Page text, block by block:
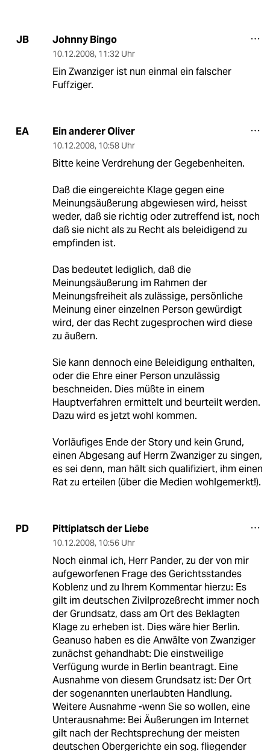
JB Johnny Bingo
10.12.2008, 11:32 Uhr
Ein Zwanziger ist nun einmal ein falscher
Fuffziger.
EA Ein anderer Oliver
10.12.2008, 10:58 Uhr
Bitte keine Verdrehung der Gegebenheiten.
Daß die eingereichte Klage gegen eine
Meinungsäußerung abgewiesen wird, heisst
weder, daß sie richtig oder zutreffend ist, noch
daß sie nicht als zu Recht als beleidigend zu
empfinden ist.
Das bedeutet lediglich, daß die
Meinungsäußerung im Rahmen der
Meinungsfreiheit als zulässige, persönliche
Meinung einer einzelnen Person gewürdigt
wird, der das Recht zugesprochen wird diese
zu äußern.
Sie kann dennoch eine Beleidigung enthalten,
oder die Ehre einer Person unzulässig
beschneiden. Dies müßte in einem
Hauptverfahren ermittelt und beurteilt werden.
Dazu wird es jetzt wohl kommen.
Vorläufiges Ende der Story und kein Grund,
einen Abgesang auf Herrn Zwanziger zu singen,
es sei denn, man hält sich qualifiziert, ihm einen
Rat zu erteilen (über die Medien wohlgemerkt!).
PD Pittiplatsch der Liebe
10.12.2008, 10:56 Uhr
Noch einmal ich, Herr Pander, zu der von mir
aufgeworfenen Frage des Gerichtsstandes
Koblenz und zu Ihrem Kommentar hierzu: Es
gilt im deutschen Zivilprozeßrecht immer noch
der Grundsatz, dass am Ort des Beklagten
Klage zu erheben ist. Dies wäre hier Berlin.
Geanuso haben es die Anwälte von Zwanziger
zunächst gehandhabt: Die einstweilige
Verfügung wurde in Berlin beantragt. Eine
Ausnahme von diesem Grundsatz ist: Der Ort
der sogenannten unerlaubten Handlung.
Weitere Ausnahme -wenn Sie so wollen, eine
Unterausnahme: Bei Äußerungen im Internet
gilt nach der Rechtsprechung der meisten
deutschen Obergerichte ein sog. fliegender